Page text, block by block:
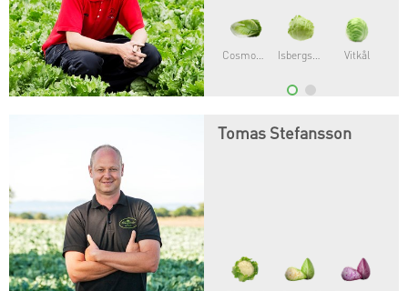
Cosmopolitan® Isbergsallat Vitkål
Tomas Stefansson